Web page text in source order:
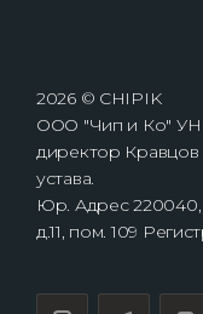
2026 © CHIPIK
ООО "Чип и Ко"
директор
устава.
Юр. Адрес 220040,
д.11, пом. 109